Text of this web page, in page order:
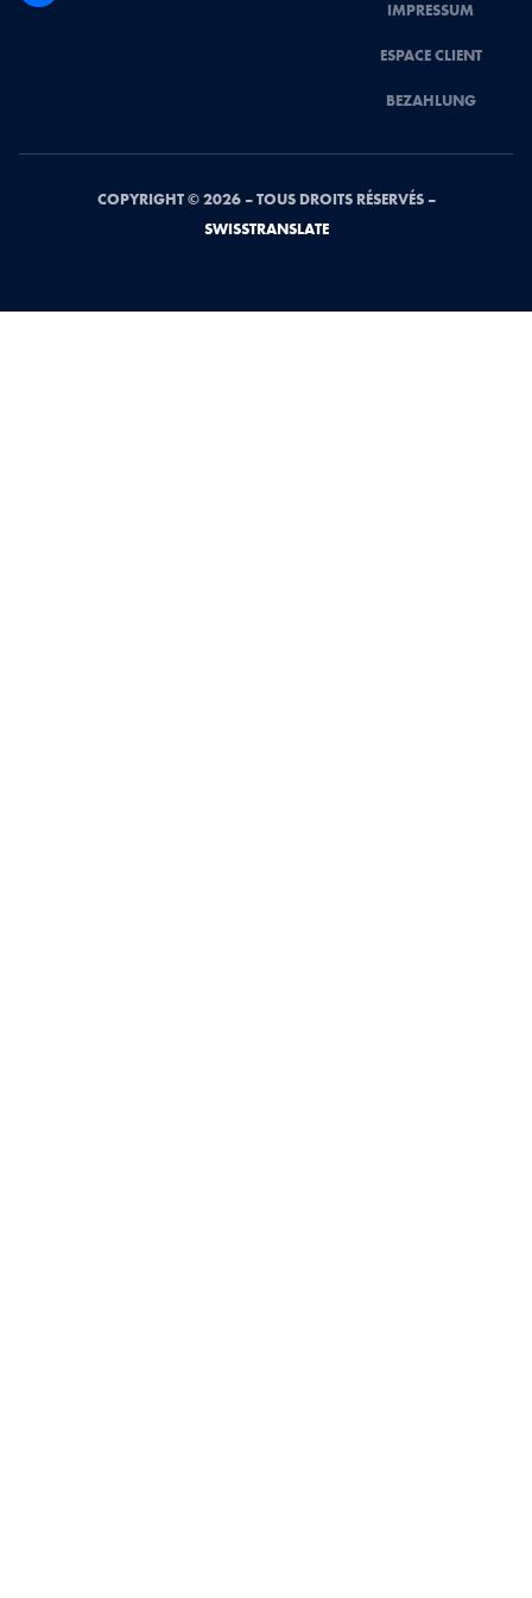
IMPRESSUM
ESPACE CLIENT
BEZAHLUNG
COPYRIGHT © 2026 – TOUS DROITS RÉSERVÉS –
SWISSTRANSLATE